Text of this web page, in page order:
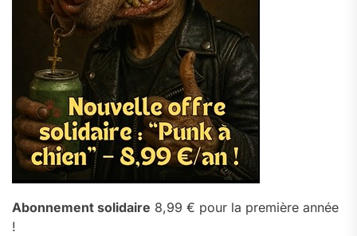
Abonnement solidaire 8,99 € pour la première année
!